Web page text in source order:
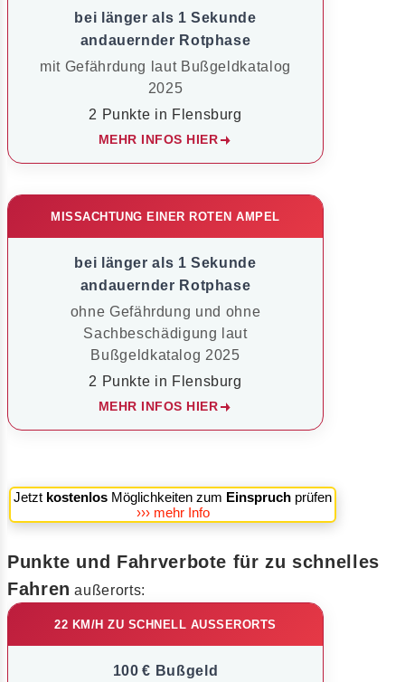
bei länger als 1 Sekunde
andauernder Rotphase
mit Gefährdung laut Bußgeldkatalog
2025
2 Punkte in Flensburg
MEHR INFOS HIER
MISSACHTUNG EINER ROTEN AMPEL
bei länger als 1 Sekunde
andauernder Rotphase
ohne Gefährdung und ohne
Sachbeschädigung laut
Bußgeldkatalog 2025
2 Punkte in Flensburg
MEHR INFOS HIER
Jetzt kostenlos Möglichkeiten zum Einspruch prüfen
››› mehr Info
Punkte und Fahrverbote für zu schnelles
Fahren außerorts:
22 KM/H ZU SCHNELL AUSSERORTS
100 € Bußgeld